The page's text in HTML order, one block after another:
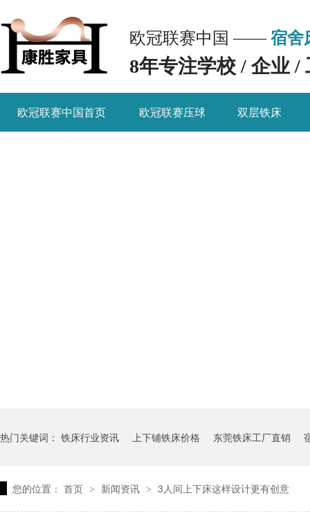
欧冠联赛中国 ——宿舍
8年专注学校 / 企业 /
欧冠联赛中国首页 欧冠联赛压球 双层铁床
热门关键词： 铁床行业资讯 上下铺铁床价格 东莞铁床工厂直销
您的位置： 首页 > 新闻资讯 > 3人间上下床这样设计更有创意